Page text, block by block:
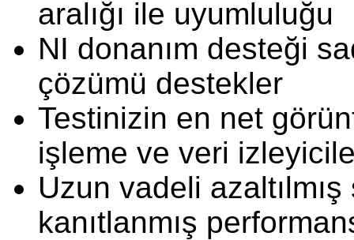
aralığı ile uyumluluğu
NI donanım desteği
çözümü destekler
Testinizin en net
işleme ve veri
Uzun vadeli
kanıtlanmış